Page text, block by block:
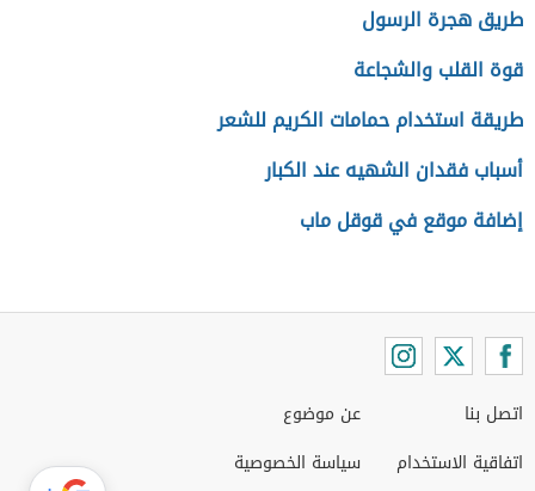
طريق هجرة الرسول
قوة القلب والشجاعة
طريقة استخدام حمامات الكريم للشعر
أسباب فقدان الشهيه عند الكبار
إضافة موقع في قوقل ماب
اتصل بنا
اتفاقية الاستخدام
عن موضوع
سياسة الخصوصية